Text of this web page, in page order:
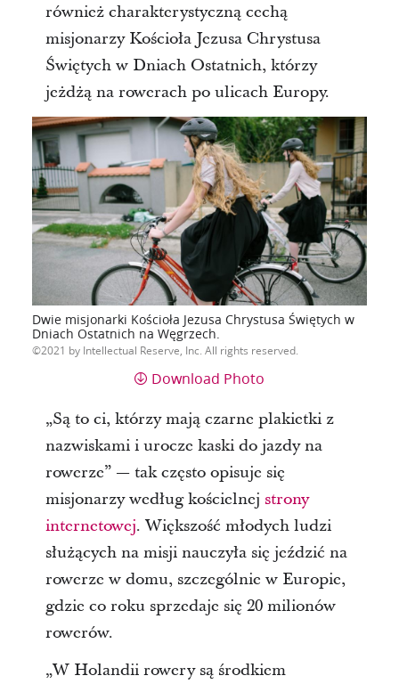
również charakterystyczną cechą
misjonarzy Kościoła Jezusa Chrystusa
Świętych w Dniach Ostatnich, którzy
jeżdżą na rowerach po ulicach Europy.
Dwie misjonarki Kościoła Jezusa Chrystusa Świętych w
Dniach Ostatnich na Węgrzech.
2021 by Intellectual Reserve, Inc. All rights reserved.
Download Photo
„Są to ci, którzy mają czarne plakietki z
nazwiskami i urocze kaski do jazdy na
rowerze” — tak często opisuje się
misjonarzy według kościelnej strony
internetowej. Większość młodych ludzi
służących na misji nauczyła się jeździć na
rowerze w domu, szczególnie w Europie,
gdzie co roku sprzedaje się 20 milionów
rowerów.
„W Holandii rowery są środkiem